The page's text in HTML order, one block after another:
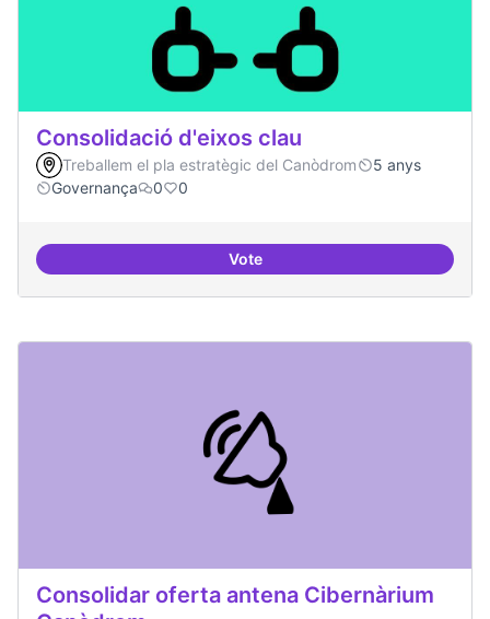
Consolidació d'eixos clau
Treballem el pla estratègic del Canòdrom
5 anys
Governança
0 0
VoteConsolidació d'eixos clau
Consolidar oferta antena Cibernàrium